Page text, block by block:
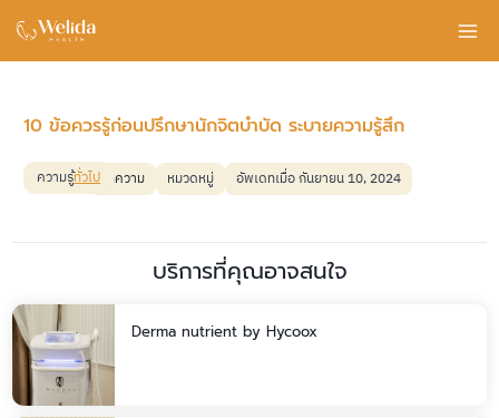
Skip
10 ข้อควรรู้ก่อนปรึกษานักจิตบำบัด ระบายความรู้สึก
ความรู้ทั่วไปบทความ หมวดหมู่ อัพเดทเมื่อ กันยายน 10, 2024
บริการที่คุณอาจสนใจ
Derma nutrient by Hycoox